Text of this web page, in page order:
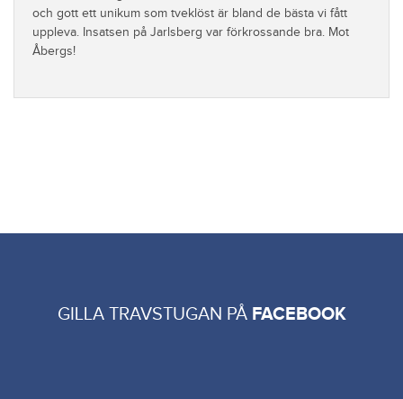
och gott ett unikum som tveklöst är bland de bästa vi fått
uppleva. Insatsen på Jarlsberg var förkrossande bra. Mot
Åbergs!
GILLA TRAVSTUGAN PÅ FACEBOOK